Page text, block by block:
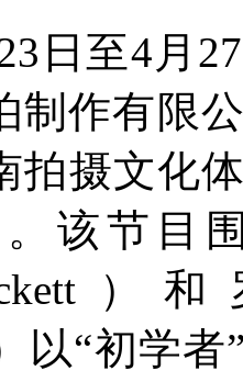
日至4月
作有限
拍摄文化
该节目
）和
以“初学